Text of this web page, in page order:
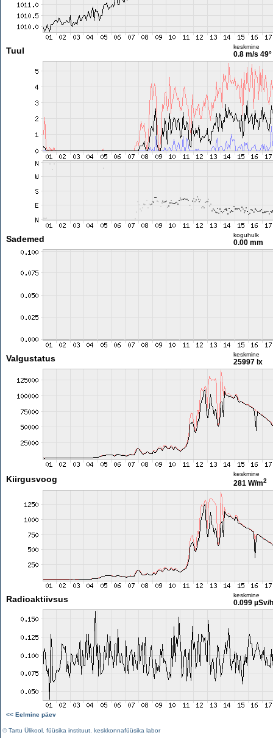
Tuul keskmine
0.8 m/s 49°
Sademed koguhulk
0.00 mm
Valgustatus keskmine
25997 lx
Kiirgusvoog
keskmine
281 W/m2
Radioaktiivsus keskmine
0.099 µSv/h
<< Eelmine päev
©Tartu Ülikool füüsika instituut keskkonnafüüsika labor